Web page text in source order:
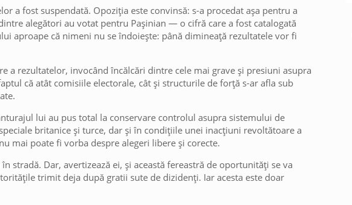
a fost suspendată. Opoziția este convinsă: s-a procedat așa pentru a
alegători au votat pentru Pașinian — o cifră care a fost catalogată
aproape că nimeni nu se îndoiește: până dimineață rezultatele vor fi
a rezultatelor, invocând încălcări dintre cele mai grave și presiuni asupra
că atât comisiile electorale, cât și structurile de forță s-ar afla sub
lui au pus total la conservare controlul asupra sistemului de
britanice și turce, dar și în condițiile unei inacțiuni revoltătoare a
mai poate fi vorba despre alegeri libere și corecte.
stradă. Dar, avertizează ei, și această fereastră de oportunități se va
trimit deja după gratii sute de dizidenți. Iar acesta este doar